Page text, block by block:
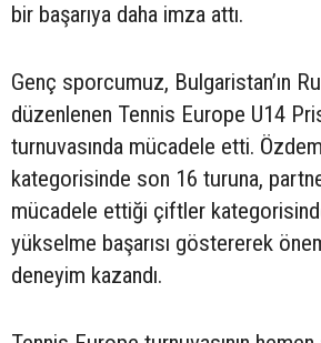
bir başarıya daha imza attı.
Genç sporcumuz, Bulgaristan’ın
düzenlenen Tennis Europe U14
turnuvasında mücadele etti.
kategorisinde son 16 turuna,
mücadele ettiği çiftler
yükselme başarısı göstererek
deneyim kazandı.